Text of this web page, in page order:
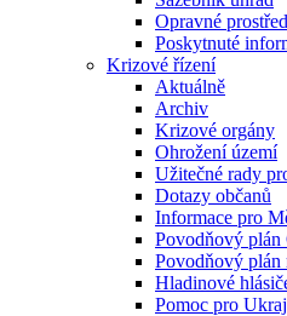
Opravné
Poskytnuté
Krizové řízení
Aktuálně
Archiv
Krizové orgány
Ohrožení území
Užitečné rady
Dotazy občanů
Informace pro
Povodňový plán
Povodňový plán
Hladinové
Pomoc pro